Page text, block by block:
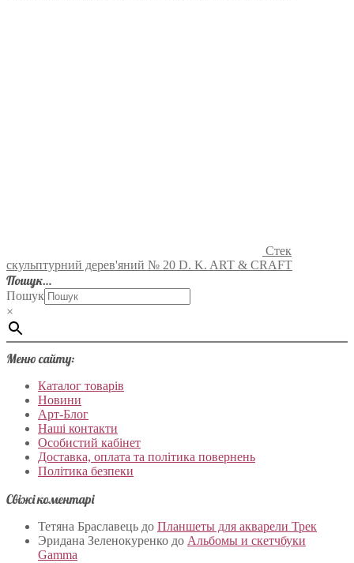
Стек
скульптурний дерев'яний № 20 D. K. ART & CRAFT
Пошук…
Пошук
×
Меню сайту:
Каталог товарів
Новини
Арт-Блог
Наші контакти
Особистий кабінет
Доставка, оплата та політика повернень
Політика безпеки
Свіжі коментарі
Тетяна Браславець до Планшеты для акварели Трек
Эридана Зеленокуренко до Альбомы и скетчбуки
Gamma